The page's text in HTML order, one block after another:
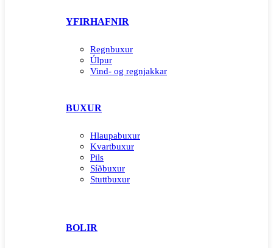
YFIRHAFNIR
Regnbuxur
Úlpur
Vind- og regnjakkar
BUXUR
Hlaupabuxur
Kvartbuxur
Pils
Síðbuxur
Stuttbuxur
BOLIR